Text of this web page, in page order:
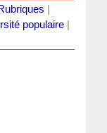
populaire